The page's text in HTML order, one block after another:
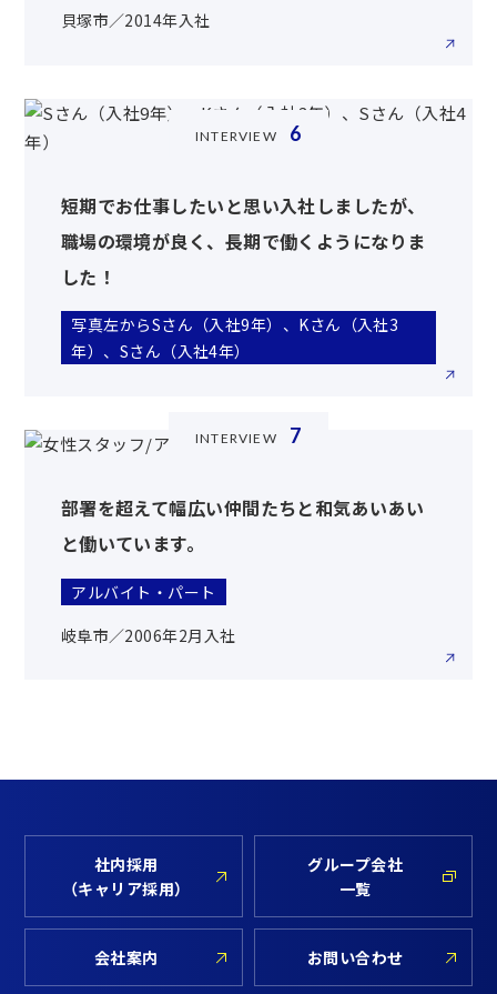
貝塚市／2014年入社
INTERVIEW 6
短期でお仕事したいと思い入社しましたが、
職場の環境が良く、長期で働くようになりま
した！
写真左からSさん（入社9年）、Kさん（入社3
年）、Sさん（入社4年）
INTERVIEW 7
部署を超えて幅広い仲間たちと和気あいあい
と働いています。
アルバイト・パート
岐阜市／2006年2月入社
社内採用
（キャリア採用）
グループ会社
一覧
会社案内 お問い合わせ